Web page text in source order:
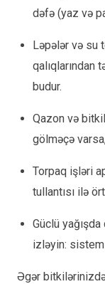
dəfə (yaz və
Ləpələr və su
qalıqlarından
budur.
Qazon və
gölməçə
Torpaq işləri
tullantısı ilə
Güclü
izləyin: sistem
Əgər